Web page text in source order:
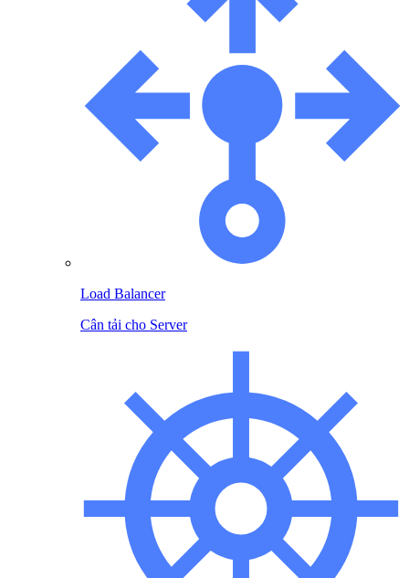
Load Balancer
Cân tải cho Server